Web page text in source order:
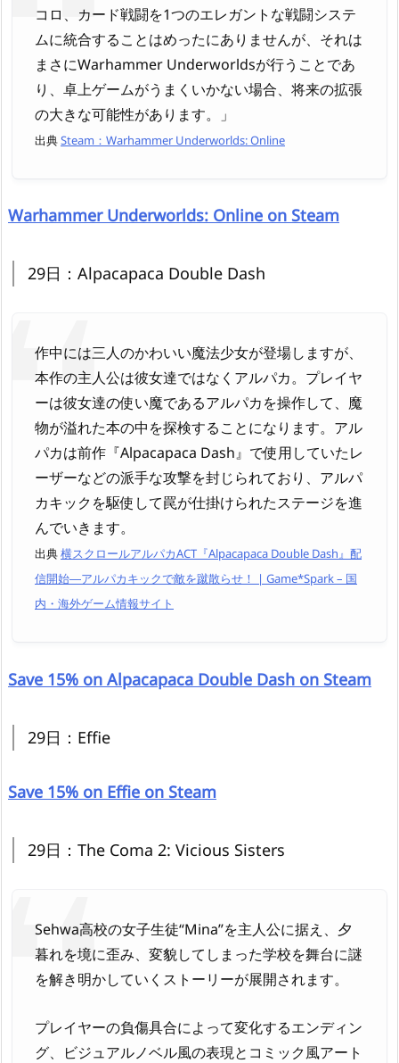
コロ、カード戦闘を1つのエレガントな戦闘システ
ムに統合することはめったにありませんが、それは
まさにWarhammer Underworldsが行うことであ
り、卓上ゲームがうまくいかない場合、将来の拡張
の大きな可能性があります。」
出典Steam：Warhammer Underworlds: Online
Warhammer Underworlds: Online on Steam
29日：Alpacapaca Double Dash
作中には三人のかわいい魔法少女が登場しますが、
本作の主人公は彼女達ではなくアルパカ。プレイヤ
ーは彼女達の使い魔であるアルパカを操作して、魔
物が溢れた本の中を探検することになります。アル
パカは前作『Alpacapaca Dash』で使用していたレ
ーザーなどの派手な攻撃を封じられており、アルパ
カキックを駆使して罠が仕掛けられたステージを進
んでいきます。
出典横スクロールアルパカACT『Alpacapaca Double Dash』配
信開始―アルパカキックで敵を蹴散らせ！ | Game*Spark – 国
内・海外ゲーム情報サイト
Save 15% on Alpacapaca Double Dash on Steam
29日：Effie
Save 15% on Effie on Steam
29日：The Coma 2: Vicious Sisters
Sehwa高校の女子生徒“Mina”を主人公に据え、夕
暮れを境に歪み、変貌してしまった学校を舞台に謎
を解き明かしていくストーリーが展開されます。
プレイヤーの負傷具合によって変化するエンディン
グ、ビジュアルノベル風の表現とコミック風アート